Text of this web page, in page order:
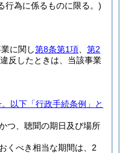
行為に係るものに限る。)
に関し第8条第1項
第2
反したときは、当該事業
以下「行政手続条例」と
つ、聴聞の期日及び場所
くべき相当な期間は、2